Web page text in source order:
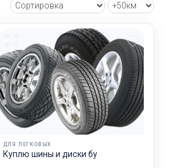
ДЛЯ ЛЕГКОВЫХ
Куплю шины и диски бу